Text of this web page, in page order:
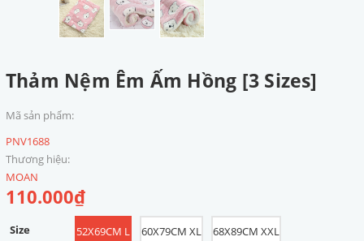
Thảm Nệm Êm Ấm Hồng [3 Sizes]
Mã sản phẩm:
PNV1688
Thương hiệu:
MOAN
110.000₫
Size 52X69CM L 60X79CM XL 68X89CM XXL